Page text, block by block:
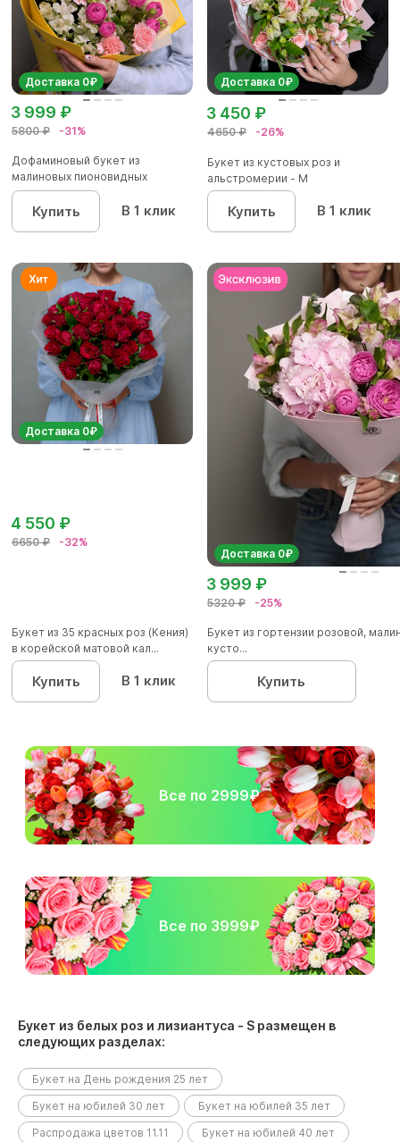
Доставка 0₽
5800 ₽ -31%
3 999 ₽
Дофаминовый букет из
малиновых пионовидных
кустовых роз...
Купить В 1 клик
Доставка 0₽
4650 ₽ -26%
3 450 ₽
Букет из кустовых роз и
альстромерии - М
Купить В 1 клик
Доставка 0₽
6650 ₽ -32%
4 550 ₽
Букет из 35 красных роз (Кения)
в корейской матовой кал...
Купить В 1 клик
Доставка 0₽
5320 ₽ -25%
3 999 ₽
Букет из гортензии розовой,
кусто...
Купить
Все по 2999₽
Все по 3999₽
Букет из белых роз и лизиантуса - S размещен в
следующих разделах:
Букет на День рождения 25 лет
Букет на юбилей 30 лет
Букет на юбилей 35 лет
Распродажа цветов 11.11
Букет на юбилей 40 лет